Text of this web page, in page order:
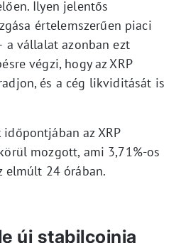
Ilyen jelentős
értelemszerűen piaci
a vállalat azonban ezt
végzi, hogy az XRP
és a cég likviditását is
az XRP
mozgott, ami 3,71%-os
elmúlt 24 órában.
új stabilcoinja